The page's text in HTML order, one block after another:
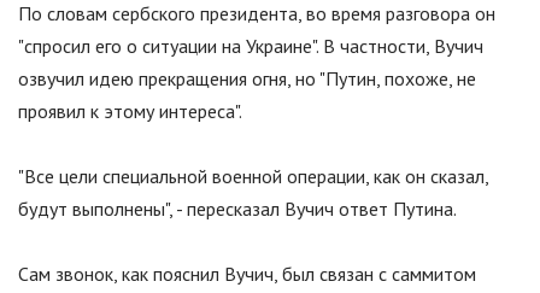
По словам сербского президента, во время разговора он
"спросил его о ситуации на Украине". В частности, Вучич
озвучил идею прекращения огня, но "Путин, похоже, не
проявил к этому интереса".
"Все цели специальной военной операции, как он сказал,
будут выполнены", - пересказал Вучич ответ Путина.
Сам звонок, как пояснил Вучич, был связан с саммитом